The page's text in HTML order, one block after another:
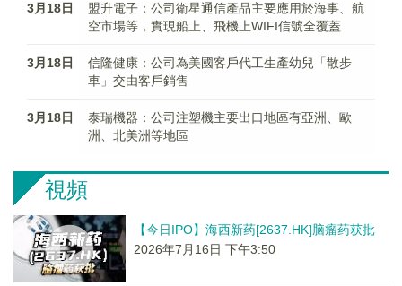
3月18日
盟升電子：公司衛星通信產品主要應用於海事、航
空市場等，實現船上、飛機上WIFI信號全覆蓋
3月18日
信隆健康：公司為美國客戶代工生產幼兒「散步
車」交由客戶銷售
3月18日
泰瑞機器：公司注塑機主要出口地區有亞洲、歐
洲、北美洲等地區
視頻
【今日IPO】海西新药[2637.HK]脑瘤药获批
2026年7月16日 下午3:50